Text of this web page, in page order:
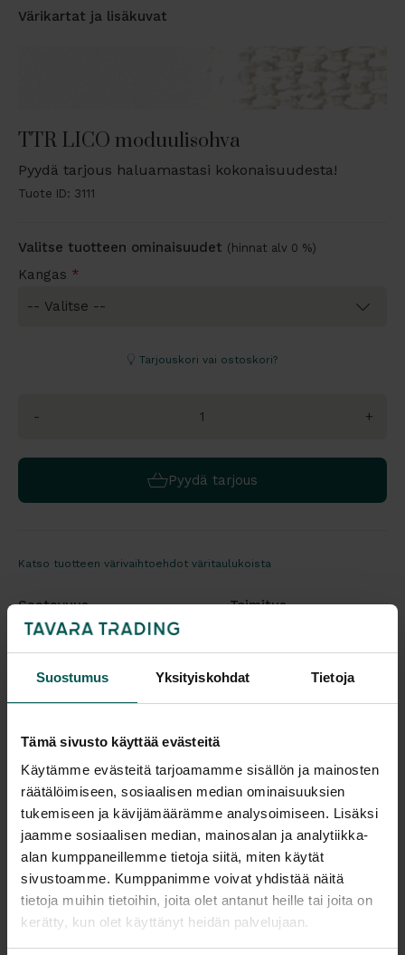
Suostumus Yksityiskohdat Tietoja
Tämä sivusto käyttää evästeitä
Käytämme evästeitä tarjoamamme sisällön ja mainosten
räätälöimiseen, sosiaalisen median ominaisuuksien
tukemiseen ja kävijämäärämme analysoimiseen. Lisäksi
jaamme sosiaalisen median, mainosalan ja analytiikka-
alan kumppaneillemme tietoja siitä, miten käytät
sivustoamme. Kumppanimme voivat yhdistää näitä
tietoja muihin tietoihin, joita olet antanut heille tai joita on
kerätty, kun olet käyttänyt heidän palvelujaan.
Värikartat ja lisäkuvat
TTR LICO moduulisohva
Pyydä tarjous haluamastasi kokonaisuudesta!
Tuote ID: 3111
Valitse tuotteen ominaisuudet (hinnat alv 0 %)
Kangas *
Tarjouskori vai ostoskori?
- +
Pyydä tarjous
Katso tuotteen värivaihtoehdot väritaulukoista
Saatavuus
Vantaa: Tilaustuote
Toimitus
Tulosta tuotekortti
Kaikki valmistajan tuotteet tilattavissa kauttamme.
Tuotekuvaus